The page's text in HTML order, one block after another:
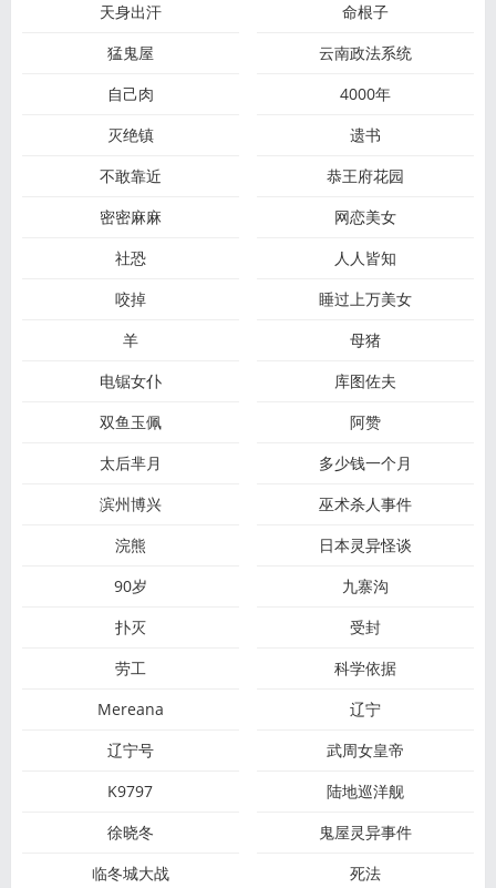
天身出汗
命根子
猛鬼屋
云南政法系统
自己肉
4000年
灭绝镇
遗书
不敢靠近
恭王府花园
密密麻麻
网恋美女
社恐
人人皆知
咬掉
睡过上万美女
羊
母猪
电锯女仆
库图佐夫
双鱼玉佩
阿赞
太后芈月
多少钱一个月
滨州博兴
巫术杀人事件
浣熊
日本灵异怪谈
90岁
九寨沟
扑灭
受封
劳工
科学依据
Mereana
辽宁
辽宁号
武周女皇帝
K9797
陆地巡洋舰
徐晓冬
鬼屋灵异事件
临冬城大战
死法